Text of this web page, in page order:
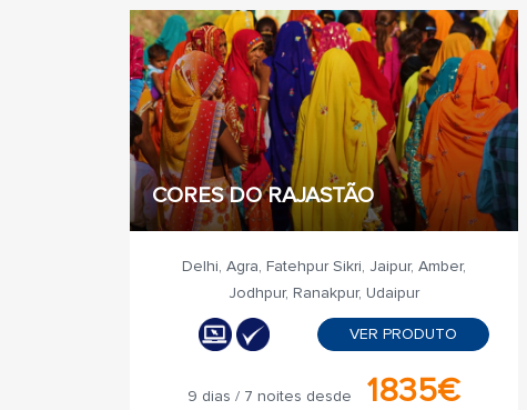
CORES DO RAJASTÃO
Delhi, Agra, Fatehpur Sikri, Jaipur, Amber,
Jodhpur, Ranakpur, Udaipur
VER PRODUTO
9 dias / 7 noites desde 1835€